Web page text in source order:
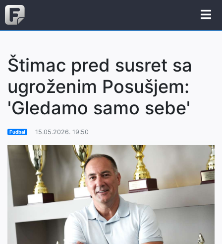
Štimac pred susret sa
ugroženim Posušjem:
'Gledamo samo sebe'
Fudbal 15.05.2026. 19:50